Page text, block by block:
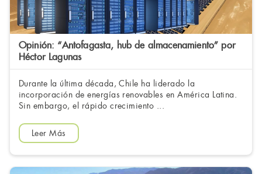
Opinión: “Antofagasta, hub de almacenamiento” por
Héctor Lagunas
Durante la última década, Chile ha liderado la
incorporación de energías renovables en América Latina.
Sin embargo, el rápido crecimiento ...
Leer Más